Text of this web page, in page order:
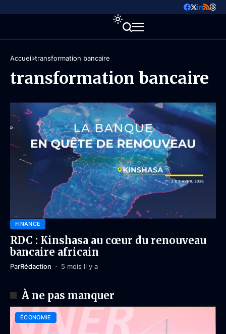
Accueil transformation bancaire
transformation bancaire
FINANCE
RDC : Kinshasa au cœur du renouveau
bancaire africain
ParRédaction 5 mois Il y a
À ne pas manquer
ÉCONOMIE